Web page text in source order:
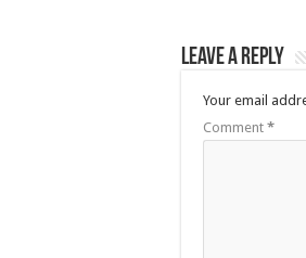
Leave a Reply
Your email
Comment *